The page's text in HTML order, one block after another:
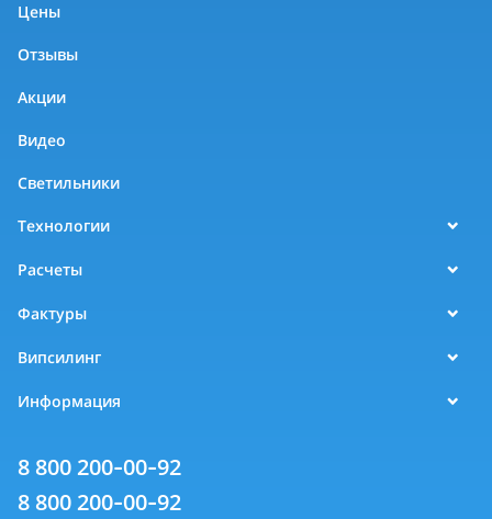
Цены
Отзывы
Акции
Видео
Светильники
Технологии
Расчеты
Фактуры
Випсилинг
Информация
8 800 200-00-92
8 800 200-00-92